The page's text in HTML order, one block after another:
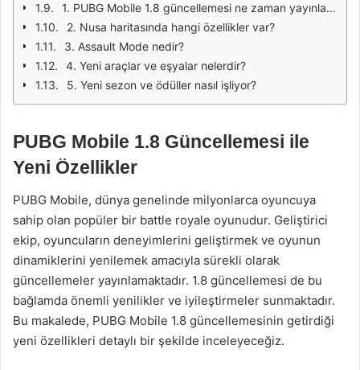
1. PUBG Mobile 1.8 güncellemesi ne zaman yayınlandı?
2. Nusa haritasında hangi özellikler var?
3. Assault Mode nedir?
4. Yeni araçlar ve eşyalar nelerdir?
5. Yeni sezon ve ödüller nasıl işliyor?
PUBG Mobile 1.8 Güncellemesi ile
Yeni Özellikler
PUBG Mobile, dünya genelinde milyonlarca oyuncuya
sahip olan popüler bir battle royale oyunudur. Geliştirici
ekip, oyuncuların deneyimlerini geliştirmek ve oyunun
dinamiklerini yenilemek amacıyla sürekli olarak
güncellemeler yayınlamaktadır. 1.8 güncellemesi de bu
bağlamda önemli yenilikler ve iyileştirmeler sunmaktadır.
Bu makalede, PUBG Mobile 1.8 güncellemesinin getirdiği
yeni özellikleri detaylı bir şekilde inceleyeceğiz.